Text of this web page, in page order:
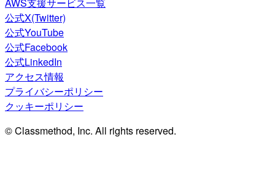
AWS支援サービス一覧
公式X(Twitter)
公式YouTube
公式Facebook
公式LinkedIn
アクセス情報
プライバシーポリシー
クッキーポリシー
© Classmethod, Inc. All rights reserved.